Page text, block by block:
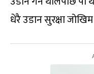
धेरै उडान सुरक्षा